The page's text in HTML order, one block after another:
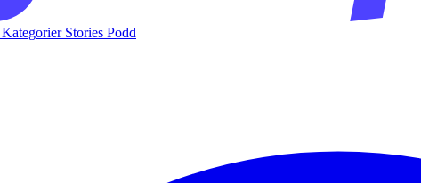
Kategorier Stories Podd